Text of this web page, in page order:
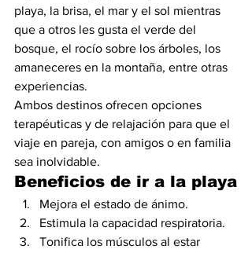
playa, la brisa, el mar y el sol mientras
que a otros les gusta el verde del
bosque, el rocío sobre los árboles, los
amaneceres en la montaña, entre otras
experiencias.
Ambos destinos ofrecen opciones
terapéuticas y de relajación para que el
viaje en pareja, con amigos o en familia
sea inolvidable.
Beneficios de ir a la playa
Mejora el estado de ánimo.
Estimula la capacidad respiratoria.
Tonifica los músculos al estar